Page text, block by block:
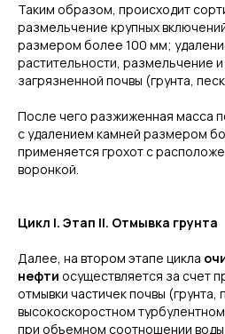
Таким образом, происходит
размельчение крупных
размером более 100 мм;
растительности, размельчение
загрязненной почвы (грунта,
После чего разжиженная масса
с удалением камней размером
применяется грохот с
воронкой.
Цикл I. Этап II. Отмывка грунта
Далее, на втором этапе цикла
нефти осуществляется за счет
отмывки частичек почвы (грунта,
высокоскоростном
при объемном соотношении воды